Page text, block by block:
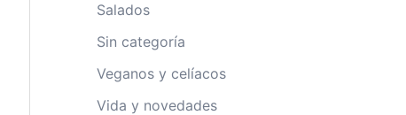
Salados
Sin categoría
Veganos y celíacos
Vida y novedades